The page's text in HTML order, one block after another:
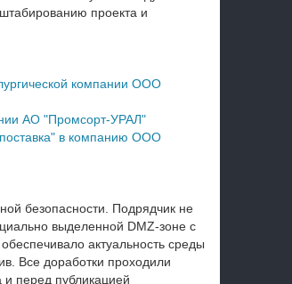
проекта и
компании ООО
АО "Промсорт-УРАЛ"
в компанию ООО
безопасности. Подрядчик не
выделенной DMZ-зоне с
актуальность среды
Все доработки проходили
и перед публикацией